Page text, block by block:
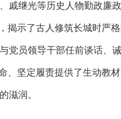
继光等历史人物勤政廉
揭示了古人修筑长城时严
党员领导干部任前谈话、
、坚定履责提供了生动教
滋润。